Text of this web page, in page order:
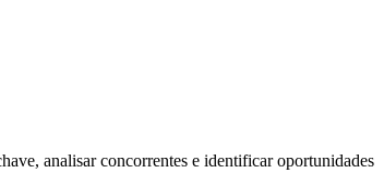
analisar concorrentes e identificar oportunidades